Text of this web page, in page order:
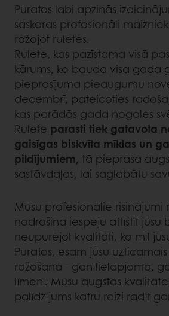
Puratos labi apzinās
saskaras profesionāli
ražojot ruletes.
Rulete, kas pazīstama visā
kārums, ko bauda visa gada
pieprasījuma pieaugumu
decembrī, pateicoties
kas parādās gada nogales
Rulete parasti tiek gatavota
gaisīgas biskvīta mīklas un
pildījumiem, tā pieprasa
sastāvdaļas, lai saglabātu
Mūsu profesionālie risinājumi
nodrošina iespēju attīstīt jūsu
neupurējot kvalitāti, ko mīl
Puratos, esam jūsu
ražošanā - gan lielapjoma,
līmenī. Mūsu augstās
palīdz jums katru reizi radīt